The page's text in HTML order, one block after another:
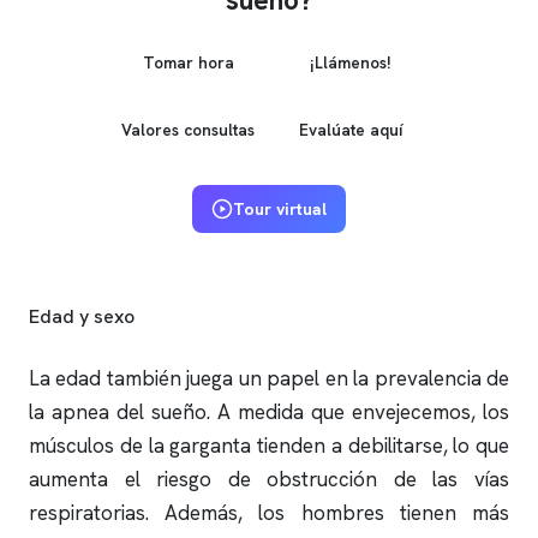
Tomar hora ¡Llámenos!
Valores consultas Evalúate aquí
Tour virtual
Edad y sexo
La edad también juega un papel en la prevalencia de
la apnea del sueño. A medida que envejecemos, los
músculos de la garganta tienden a debilitarse, lo que
aumenta el riesgo de obstrucción de las vías
respiratorias. Además, los hombres tienen más